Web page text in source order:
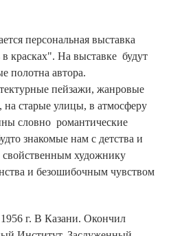
персональная выставка
красках". На выставке будут
полотна автора.
пейзажи, жанровые
на старые улицы, в атмосферу
словно романтические
знакомые нам с детства и
свойственным художнику
и безошибочным чувством
г. В Казани. Окончил